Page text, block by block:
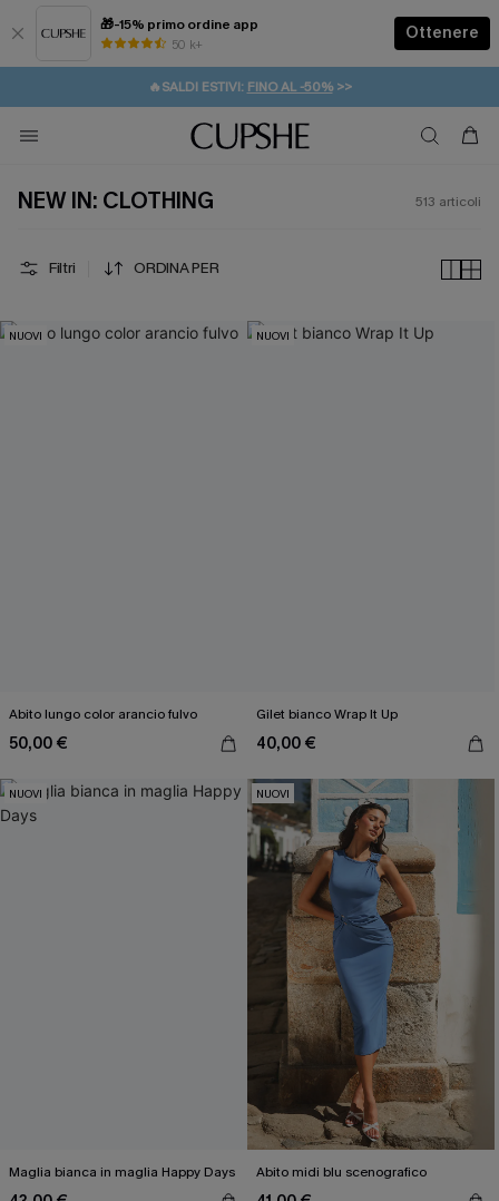
🎁-15% primo ordine app
50 k+
Ottenere
⚡️-15% SUGLI ESSENZIALI DA VACANZA | ACQUISTA
🔥SALDI ESTIVI: FINO AL -50%>>
🚚SPEDIZIONE GRATUITA DA 49€
💌REGALO PER I NUOVI: 20% DI SCONTO*
NEW IN: CLOTHING 513 articoli
Filtri ORDINA PER
NUOVI
Abito lungo color arancio fulvo
50,00 €
NUOVI
Gilet bianco Wrap It Up
40,00 €
NUOVI
Maglia bianca in maglia Happy Days
NUOVI
Abito midi blu scenografico